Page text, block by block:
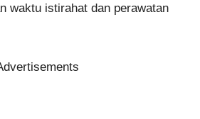
waktu istirahat dan perawatan